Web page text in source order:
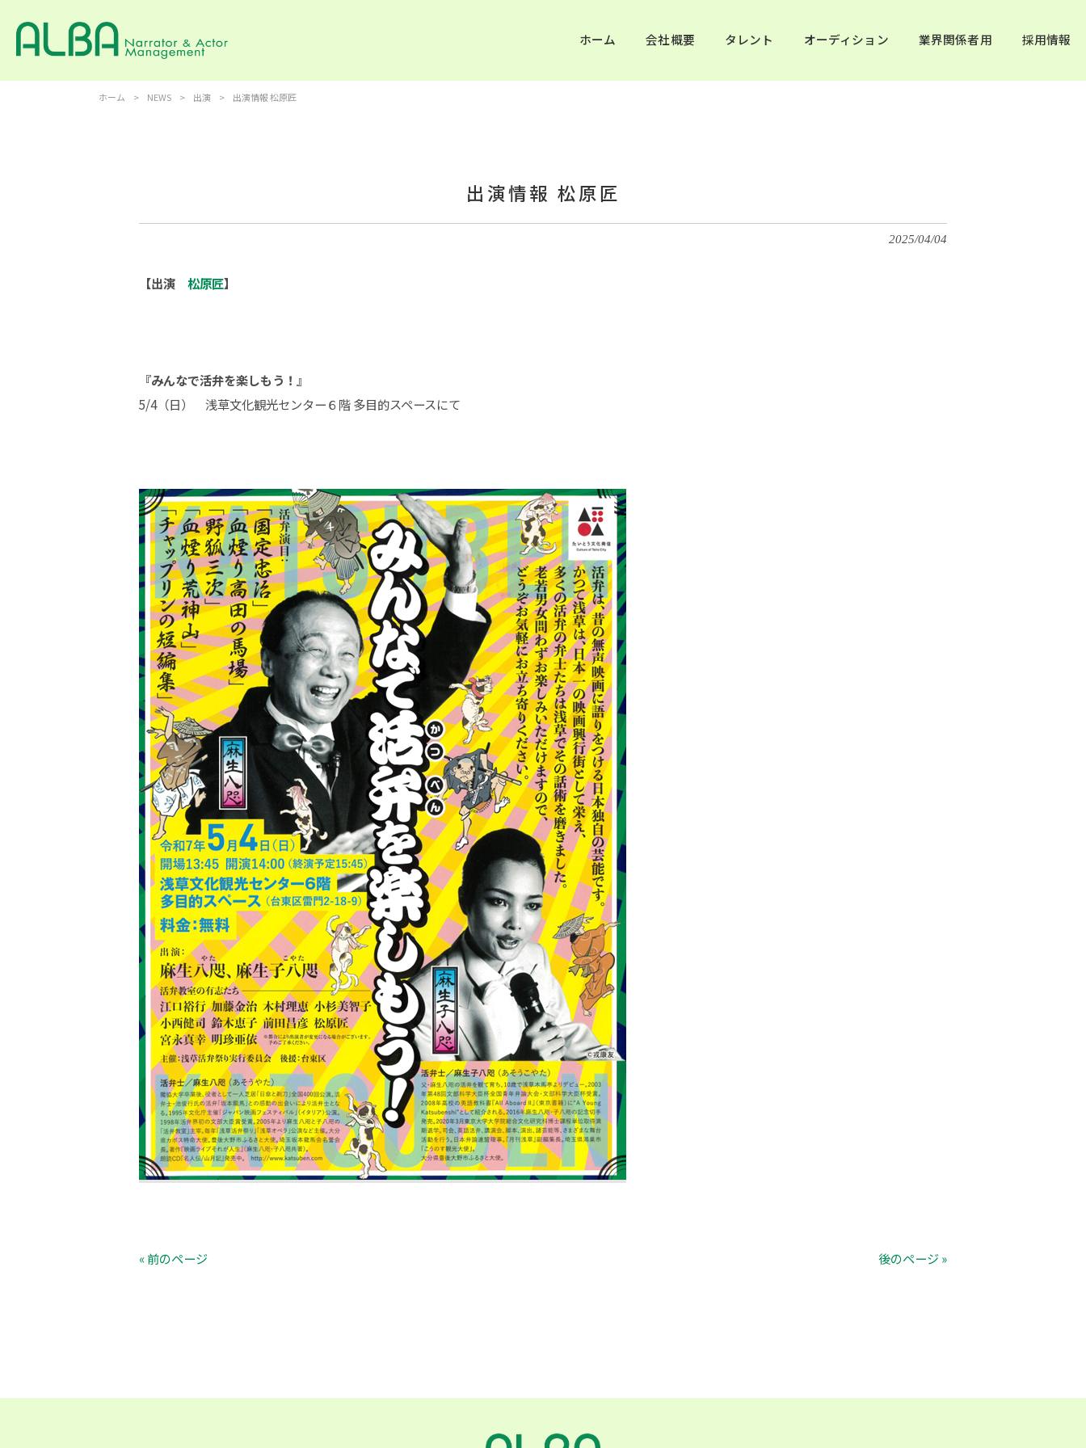
ホーム 会社概要 タレント オーディション 業界関係者用 採用情報
ホーム > NEWS > 出演 > 出演情報 松原匠
出演情報 松原匠
2025/04/04
【出演 松原匠】
『みんなで活弁を楽しもう！ 』
5/4（日） 浅草文化観光センター６階 多目的スペースにて
« 前のページ 後のページ »